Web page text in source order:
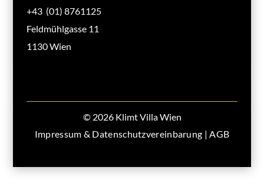
+43 (01) 8761125
Feldmühlgasse 11
1130 Wien
© 2026 Klimt Villa Wien
Impressum & Datenschutzvereinbarung |AGB